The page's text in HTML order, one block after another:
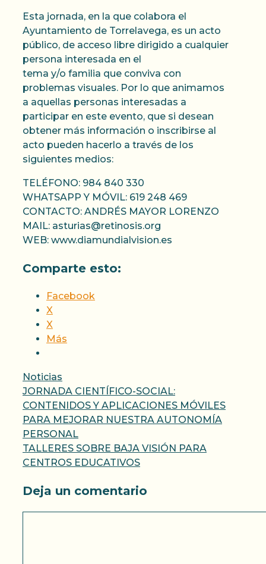
Esta jornada, en la que colabora el
Ayuntamiento de Torrelavega, es un acto
público, de acceso libre dirigido a cualquier
persona interesada en el
tema y/o familia que conviva con
problemas visuales. Por lo que animamos
a aquellas personas interesadas a
participar en este evento, que si desean
obtener más información o inscribirse al
acto pueden hacerlo a través de los
siguientes medios:
TELÉFONO: 984 840 330
WHATSAPP Y MÓVIL: 619 248 469
CONTACTO: ANDRÉS MAYOR LORENZO
MAIL: asturias@retinosis.org
WEB: www.diamundialvision.es
Comparte esto:
Facebook
X
X
Más
Categorías
Noticias
JORNADA CIENTÍFICO-SOCIAL:
CONTENIDOS Y APLICACIONES MÓVILES
PARA MEJORAR NUESTRA AUTONOMÍA
PERSONAL
TALLERES SOBRE BAJA VISIÓN PARA
CENTROS EDUCATIVOS
Deja un comentario